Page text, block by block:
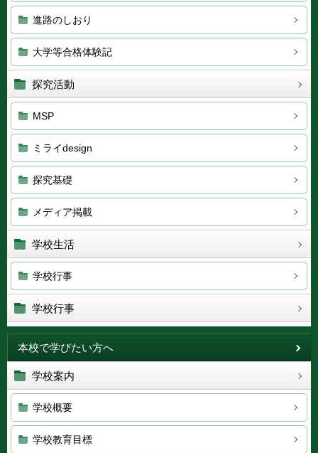
進路のしおり
大学等合格体験記
探究活動
MSP
ミライdesign
探究基礎
メディア掲載
学校生活
学校行事
学校行事
本校で学びたい方へ
学校案内
学校概要
学校教育目標